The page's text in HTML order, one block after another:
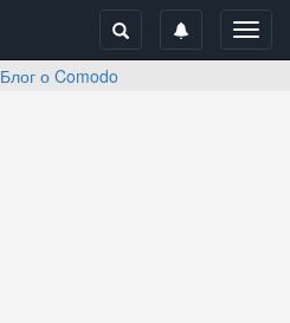
Блог о Comodo